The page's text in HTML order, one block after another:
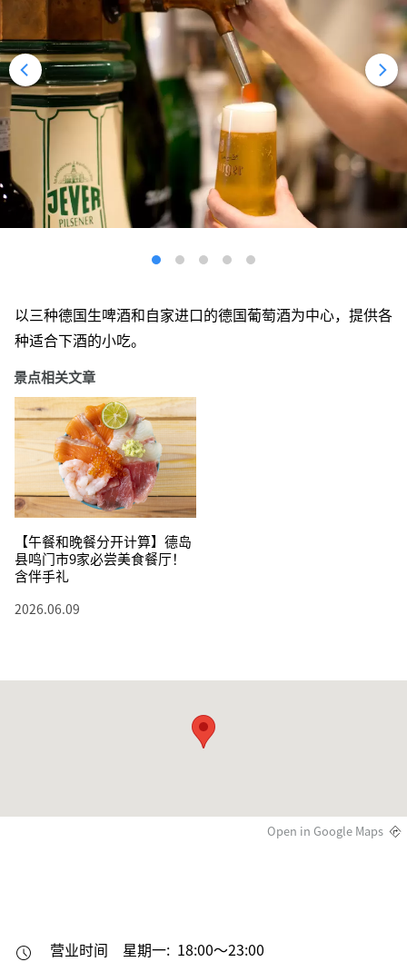
以三种德国生啤酒和自家进口的德国葡萄酒为中心，提供各
种适合下酒的小吃。
景点相关文章
【午餐和晚餐分开计算】德岛
县鸣门市9家必尝美食餐厅！
含伴手礼
2026.06.09
Open in Google Maps
营业时间
星期一: 18:00～23:00